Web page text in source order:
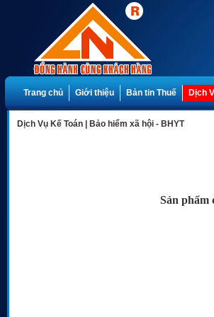
Trang chủ Giới thiệu Bản tin Thuế Dịch
Dịch Vụ Kế Toán Bảo hiểm xã hội - BHYT
Sản phẩm